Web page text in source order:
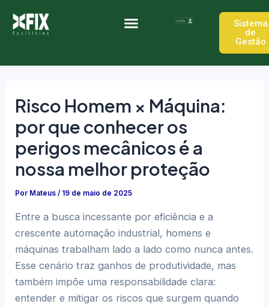
para
Sistema
de
Gestão
Risco Homem × Máquina:
por que conhecer os
perigos mecânicos é a
nossa melhor proteção
Por Mateus/ 19 de maio de 2025
Entre a busca incessante por eficiência e a
crescente automação industrial, homens e
máquinas trabalham lado a lado como nunca antes.
Esse cenário traz ganhos de produtividade, mas
também impõe uma responsabilidade clara:
entender e mitigar os riscos que surgem quando
navigation